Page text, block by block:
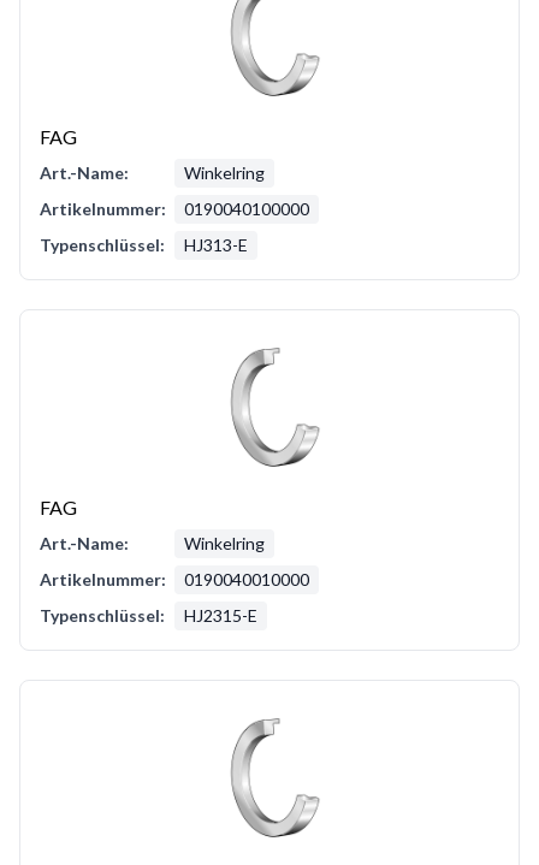
FAG
Art.-Name:
Winkelring
Artikelnummer:
0190040100000
Typenschlüssel:
HJ313-E
FAG
Art.-Name:
Winkelring
Artikelnummer:
0190040010000
Typenschlüssel:
HJ2315-E